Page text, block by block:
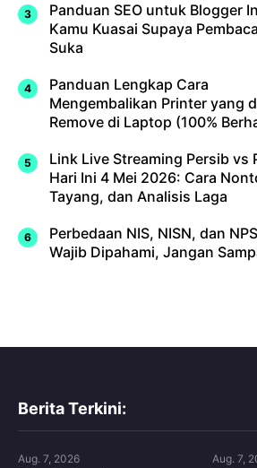
Panduan SEO untuk Blogger
Kamu Kuasai Supaya
Suka
Panduan Lengkap Cara
Mengembalikan Printer yang
Remove di Laptop (100%
Link Live Streaming Persib vs
Hari Ini 4 Mei 2026: Cara
Tayang, dan Analisis Laga
Perbedaan NIS, NISN, dan
Wajib Dipahami, Jangan
Berita Terkini:
Aug. 7, 2026 Aug. 7,